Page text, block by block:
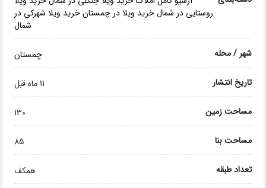
روستایی در شمال خرید ویلا در چمستان خرید ویلا شهرکی در
شمال
شهر / محله چمستان
تاریخ انتشار 11 ماه قبل
مساحت زمین 130
مساحت بنا 85
تعداد طبقه همکف